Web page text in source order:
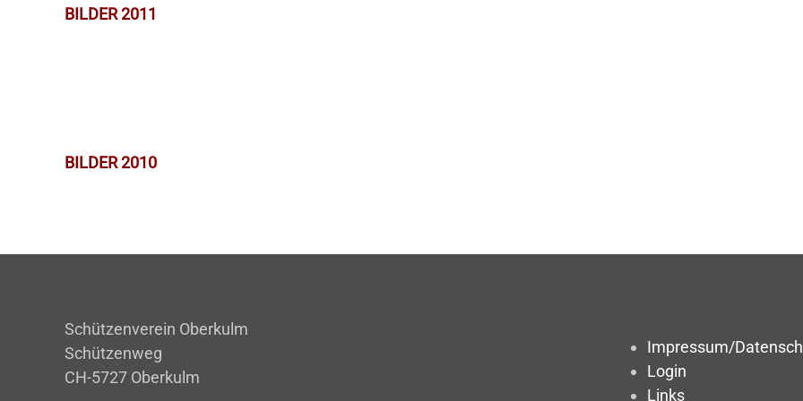
BILDER 2011
BILDER 2010
Schützenverein Oberkulm
Schützenweg
CH-5727 Oberkulm
Impressum/
Login
Links